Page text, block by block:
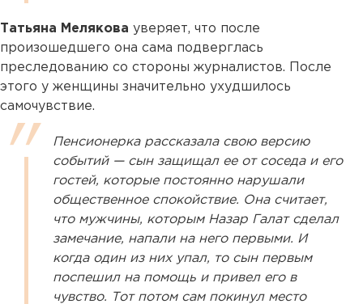
Татьяна Мелякова уверяет, что после
произошедшего она сама подверглась
преследованию со стороны журналистов. После
этого у женщины значительно ухудшилось
самочувствие.
Пенсионерка рассказала свою версию
событий — сын защищал ее от соседа и его
гостей, которые постоянно нарушали
общественное спокойствие. Она считает,
что мужчины, которым Назар Галат сделал
замечание, напали на него первыми. И
когда один из них упал, то сын первым
поспешил на помощь и привел его в
чувство. Тот потом сам покинул место